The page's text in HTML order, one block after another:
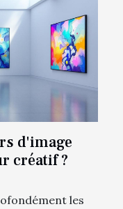
d'image
créatif ?
les